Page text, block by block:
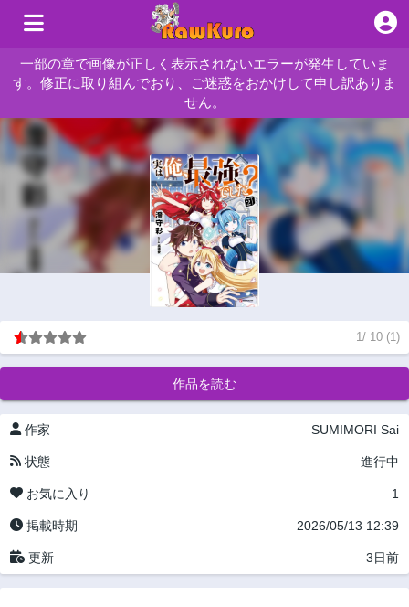
一部の章で画像が正しく表示されないエラーが発生していま
す。修正に取り組んでおり、ご迷惑をおかけして申し訳ありま
せん。
1/ 10 (1)
作品を読む
作家 SUMIMORI Sai
状態 進行中
お気に入り 1
掲載時期 2026/05/13 12:39
更新 3日前